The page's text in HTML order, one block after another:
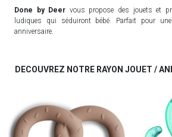
Done by Deer vous propose des jouets et
ludiques qui séduiront bébé. Parfait pour
anniversaire.
DECOUVREZ NOTRE RAYON JOUET /